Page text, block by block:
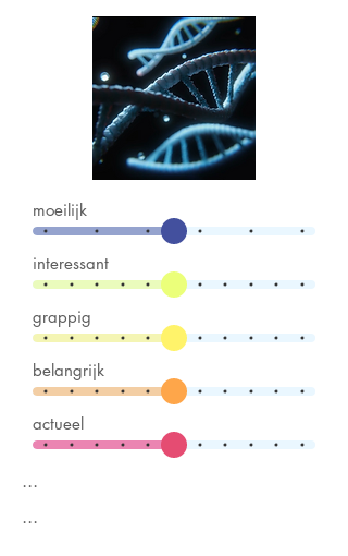
moeilijk
interessant
grappig
belangrijk
actueel
...
...